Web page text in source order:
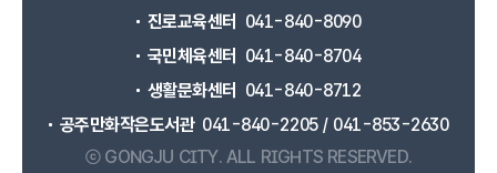
진로교육센터
041-840-8090
국민체육센터
041-840-8704
생활문화센터
041-840-8712
공주만화작은도서관 041-840-2205 / 041-853-2630
ⓒ GONGJU CITY. ALL RIGHTS RESERVED.